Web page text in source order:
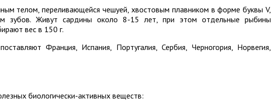
телом, переливающейся чешуей, хвостовым плавником в форме буквы V,
зубов. Живут сардины около 8-15 лет, при этом отдельные рыбины
вес в 150 г.
Франция, Испания, Португалия, Сербия, Черногория, Норвегия,
биологически-активных веществ: